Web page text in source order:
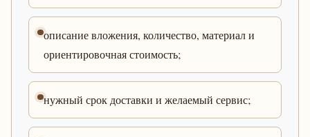
описание вложения, количество, материал и
ориентировочная стоимость;
нужный срок доставки и желаемый сервис;